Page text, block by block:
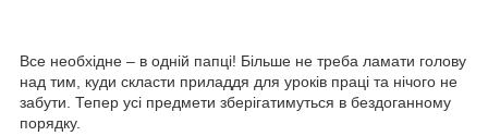
Все необхідне – в одній папці! Більше не треба ламати голову
над тим, куди скласти приладдя для уроків праці та нічого не
забути. Тепер усі предмети зберігатимуться в бездоганному
порядку.